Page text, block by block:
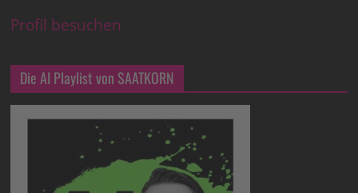
Profil besuchen
Die AI Playlist von SAATKORN